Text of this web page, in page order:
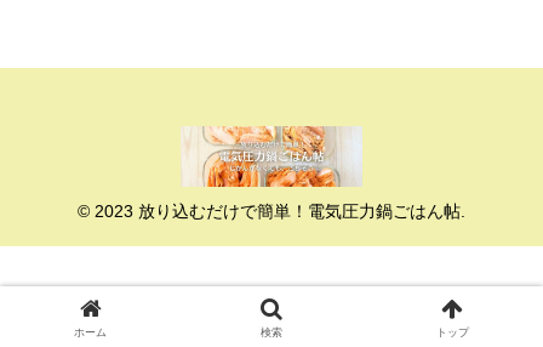
© 2023 放り込むだけで簡単！電気圧力鍋ごはん帖.
ホーム 検索 トップ